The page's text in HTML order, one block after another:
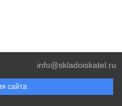
сайта
info@skladoiskatel.ru